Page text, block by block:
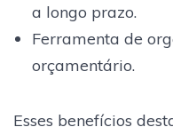
a longo prazo.
Ferramenta de
orçamentário.
Esses benefícios